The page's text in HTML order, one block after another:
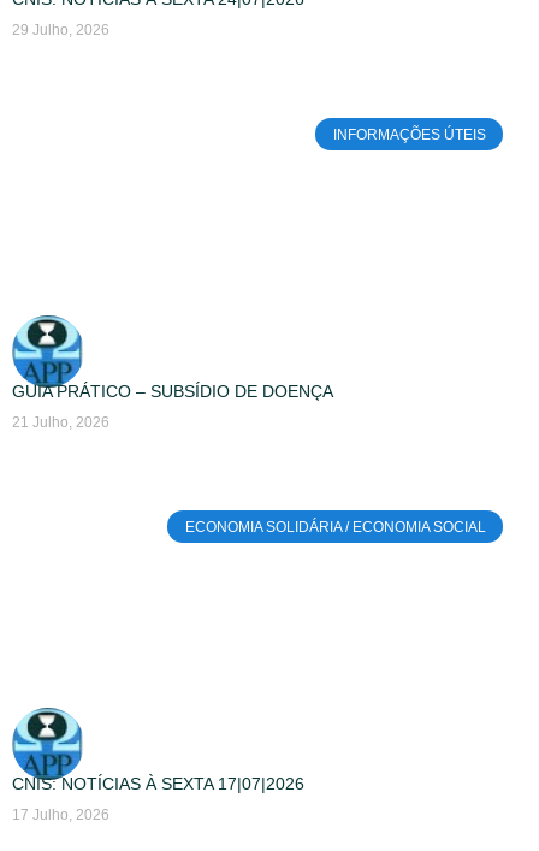
29 Julho, 2026
INFORMAÇÕES ÚTEIS
GUIA PRÁTICO – SUBSÍDIO DE DOENÇA
21 Julho, 2026
ECONOMIA SOLIDÁRIA / ECONOMIA SOCIAL
CNIS: NOTÍCIAS À SEXTA 17|07|2026
17 Julho, 2026